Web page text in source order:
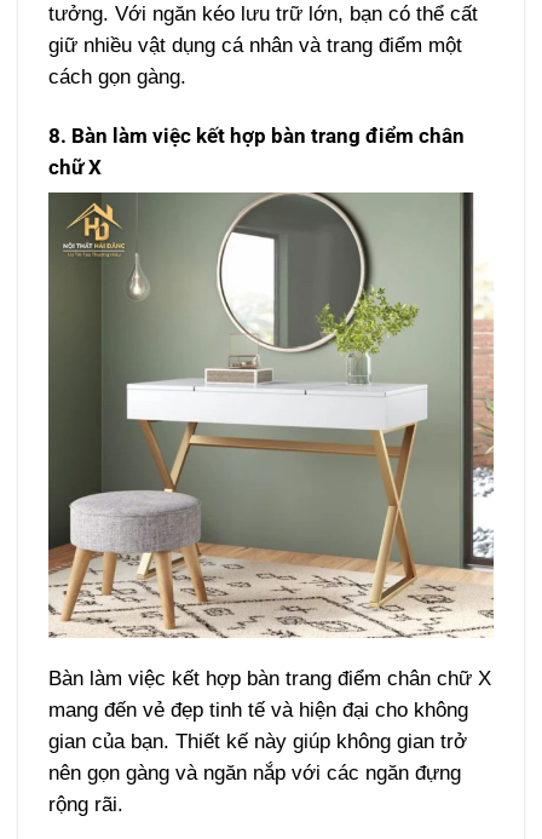
tưởng. Với ngăn kéo lưu trữ lớn, bạn có thể cất
giữ nhiều vật dụng cá nhân và trang điểm một
cách gọn gàng.
8. Bàn làm việc kết hợp bàn trang điểm chân
chữ X
Bàn làm việc kết hợp bàn trang điểm chân chữ X
mang đến vẻ đẹp tinh tế và hiện đại cho không
gian của bạn. Thiết kế này giúp không gian trở
nên gọn gàng và ngăn nắp với các ngăn đựng
rộng rãi.